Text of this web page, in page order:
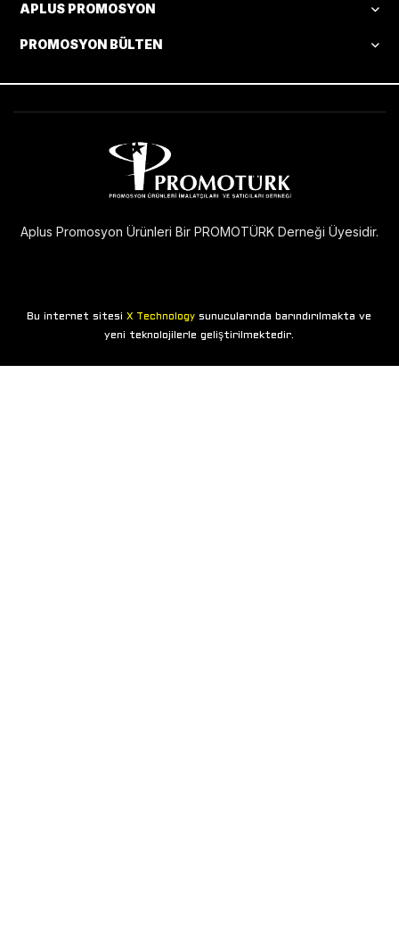
APLUS PROMOSYON
PROMOSYON BÜLTEN
Aplus Promosyon Ürünleri Bir PROMOTÜRK Derneği Üyesidir.
Bu internet sitesiX Technology sunucularında barındırılmakta ve
yeni teknolojilerle geliştirilmektedir.